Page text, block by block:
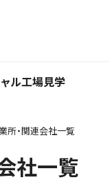
ル⼯場⾒学
所・関連会社一覧
社一覧